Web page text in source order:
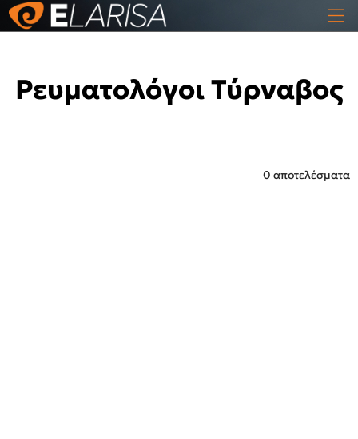
Ρευματολόγοι Τύρναβος
0 αποτελέσματα